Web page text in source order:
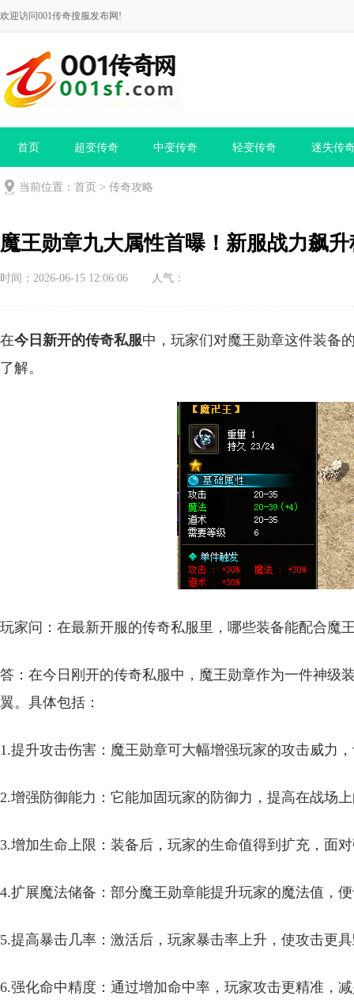
欢迎访问001传奇搜服发布网!
首页 超变传奇 中变传奇 轻变传奇 迷失传
当前位置： 首页 > 传奇攻略
魔王勋章九大属性首曝！新服战力飙
时间：2026-06-15 12:06:06 人气：
在今日新开的传奇私服中，玩家们对魔王勋章这件装备
了解。
玩家问：在最新开服的传奇私服里，哪些装备能配合魔
答：在今日刚开的传奇私服中，魔王勋章作为一件神级
翼。具体包括：
1.提升攻击伤害：魔王勋章可大幅增强玩家的攻击威力
2.增强防御能力：它能加固玩家的防御力，提高在战场
3.增加生命上限：装备后，玩家的生命值得到扩充，面
4.扩展魔法储备：部分魔王勋章能提升玩家的魔法值，
5.提高暴击几率：激活后，玩家暴击率上升，使攻击更
6.强化命中精度：通过增加命中率，玩家攻击更精准，